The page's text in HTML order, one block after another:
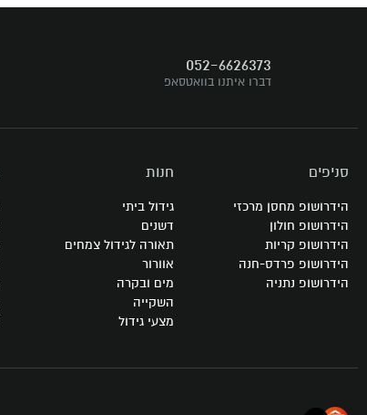
עקבו אחרינו
052-6626373
דברו איתנו בוואטסאפ
סניפים
הידרושופ מחסן מרכזי
הידרושופ חולון
הידרושופ קריות
הידרושופ פרדס-חנה
הידרושופ נתניה
חנות
גידול ביתי
דשנים
תאורה לגידול צמחים
אוורור
מים ובקרה
השקייה
מצעי גידול